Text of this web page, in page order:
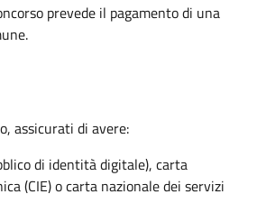
prevede il pagamento di una
assicurati di avere:
di identità digitale), carta
(CIE) o carta nazionale dei servizi